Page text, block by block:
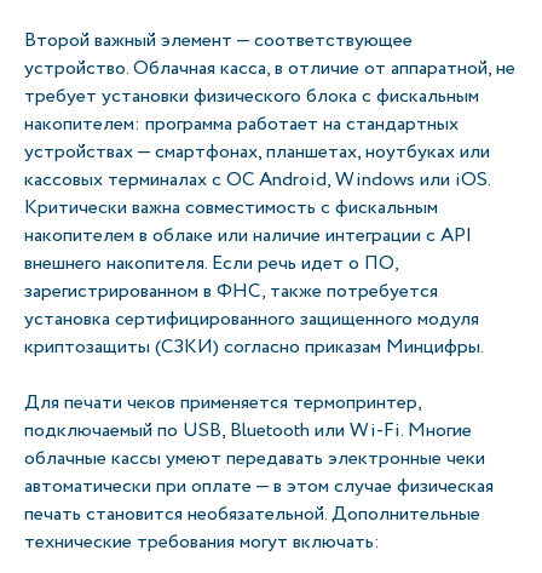
Второй важный элемент — соответствующее
устройство. Облачная касса, в отличие от аппаратной, не
требует установки физического блока с фискальным
накопителем: программа работает на стандартных
устройствах — смартфонах, планшетах, ноутбуках или
кассовых терминалах с ОС Android, Windows или iOS.
Критически важна совместимость с фискальным
накопителем в облаке или наличие интеграции с API
внешнего накопителя. Если речь идет о ПО,
зарегистрированном в ФНС, также потребуется
установка сертифицированного защищенного модуля
криптозащиты (СЗКИ) согласно приказам Минцифры.
Для печати чеков применяется термопринтер,
подключаемый по USB, Bluetooth или Wi-Fi. Многие
облачные кассы умеют передавать электронные чеки
автоматически при оплате — в этом случае физическая
печать становится необязательной. Дополнительные
технические требования могут включать: